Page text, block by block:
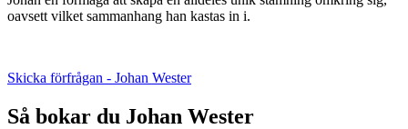
oavsett vilket sammanhang han kastas in i.
Skicka förfrågan - Johan Wester
Så bokar du Johan Wester